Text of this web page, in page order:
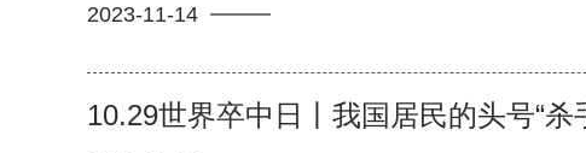
2023-11-14
10.29世界卒中日丨我国居民的头号“杀